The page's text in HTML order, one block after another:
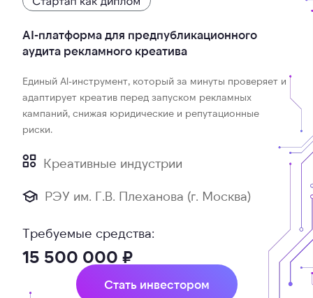
АІ-платформа для предпубликационного
аудита рекламного креатива
Единый Al-инструмент, который за минуты проверяет и
адаптирует креатив перед запуском рекламных
кампаний, снижая юридические и репутационные
риски.
Креативные индустрии
РЭУ им. Г.В. Плеханова (г. Москва)
Требуемые средства:
15 500 000 ₽
Стать инвестором